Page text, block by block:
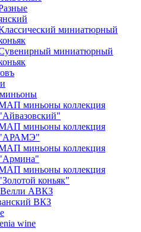
миниатюрный
миниатюрный
миньоны коллекция
миньоны коллекция
миньоны коллекция
миньоны коллекция
коньяк"
Велли АВКЗ
ВКЗ
wine